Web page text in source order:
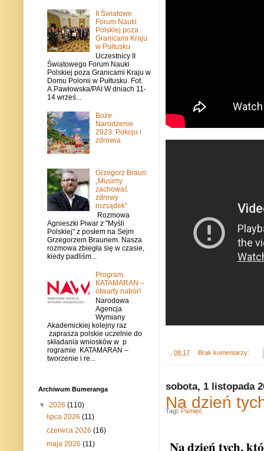
08:17 Brak komentarzy:
sobota, 1 listopada
Na dzień
Na dzień tych,
Tagi: Pamięć
II Światowe
Forum Nauki
Polskiej poza
Granicami Kraju
w Pułtusku
Uczestnicy II
Światowego Forum Nauki
Polskiej poza Granicami Kraju w
Domu Polonii w Pułtusku. Fot.
A.Pawłowska/PAI W dniach 11-
14 wrześ...
Boże
Narodzenie
2023: Pokoju i
zdrowia
Grzegorz Braun:
„Musimy
zachować
zdrowy
rozsądek”
Rozmowa
Agnieszki Piwar z "Myśli
Polskiej" z posłem na Sejm
Grzegorzem Braunem. Nasza
rozmowa zbiegła się w czasie,
kiedy padliśm...
Program
KATAMARAN –
otwarty nabór!
Narodowa
Agencja
Wymiany
Akademickiej kolejny raz
zaprasza polskie uczelnie do
składania wniosków w p
rogramie KATAMARAN –
tworzenie i re...
Archiwum Bumeranga
▼ 2026 (110)
lipca 2026(11)
czerwca 2026(16)
maja 2026(11)